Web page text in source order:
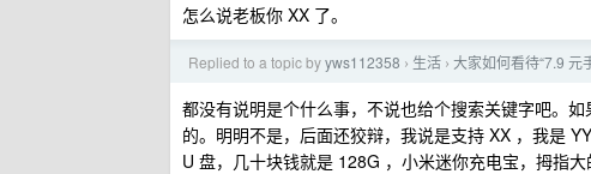
怎么说老板你 XX 了。
Replied to a topic byyws112358 › 生活 › 大家如何看待“7.9 元
都没有说明是个什么事，不说也给个搜索关键字吧。
的。明明不是，后面还狡辩，我说是支持 XX ，我是
U 盘，几十块钱就是 128G ，小米迷你充电宝，拇指